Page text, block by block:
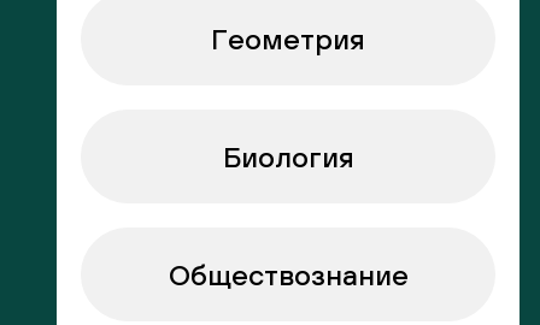
Геометрия
Биология
Обществознание